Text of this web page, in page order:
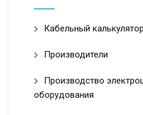
Кабельный калькулятор
Производители
Производство
оборудования